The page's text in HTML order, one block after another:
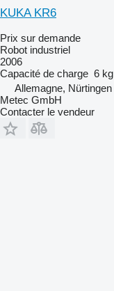
KUKA KR6
Prix sur demande
Robot industriel
2006
Capacité de charge 6 kg
Allemagne, Nürtingen
Metec GmbH
Contacter le vendeur